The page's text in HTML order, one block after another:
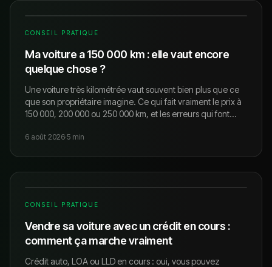
CONSEIL PRATIQUE
Ma voiture a 150 000 km : elle vaut encore
quelque chose ?
Une voiture très kilométrée vaut souvent bien plus que ce
que son propriétaire imagine. Ce qui fait vraiment le prix à
150 000, 200 000 ou 250 000 km, et les erreurs qui font
6 août 2026·5 min
CONSEIL PRATIQUE
Vendre sa voiture avec un crédit en cours :
comment ça marche vraiment
Crédit auto, LOA ou LLD en cours : oui, vous pouvez